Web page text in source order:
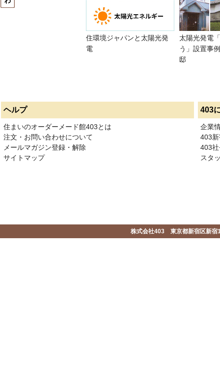
住環境ジャパンと太陽光発
電
太陽光発電
う」設置事
邸
ヘルプ 403
住まいのオーダーメード館403とは
注文・お問い合わせについて
メールマガジン登録・解除
サイトマップ
企業
403
403
スタ
株式会社403 東京都新宿区新